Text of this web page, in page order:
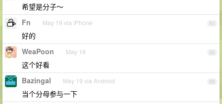
希望是分子～
81
Fn May 19 via iPhone
好的
82
WeaPoon May 19
这个好看
83
Bazingal May 19 via Android
当个分母参与一下